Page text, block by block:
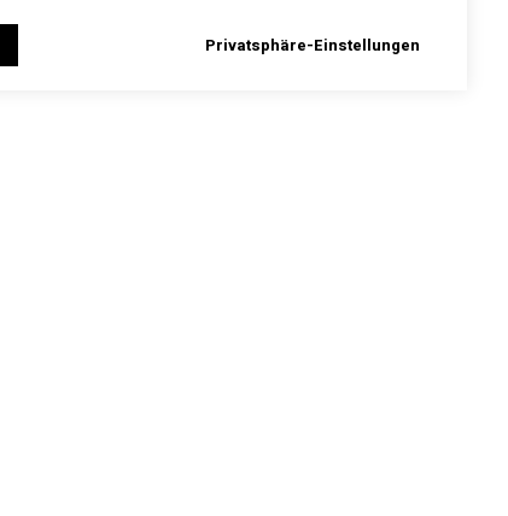
Privatsphäre-Einstellungen